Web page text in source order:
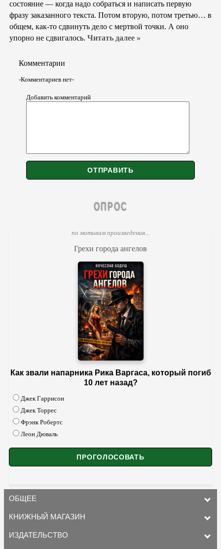
состояние — когда надо собраться и написать первую
фразу заказанного текста. Потом вторую, потом третью… в
общем, как-то сдвинуть дело с мертвой точки. А оно
упорно не сдвигалось. Читать далее »
Комментарии
-Комментариев нет-
Добавить комментарий
ОПРОС
по мотивам произведения...
Грехи города ангелов
Как звали напарника Рика Варгаса, который погиб
10 лет назад?
Джек Гаррисон
Джек Торрес
Фрэнк Робертс
Леон Дюваль
ОБЩЕЕ
КНИЖНЫЙ МАГАЗИН
ИЗДАТЕЛЬСТВО